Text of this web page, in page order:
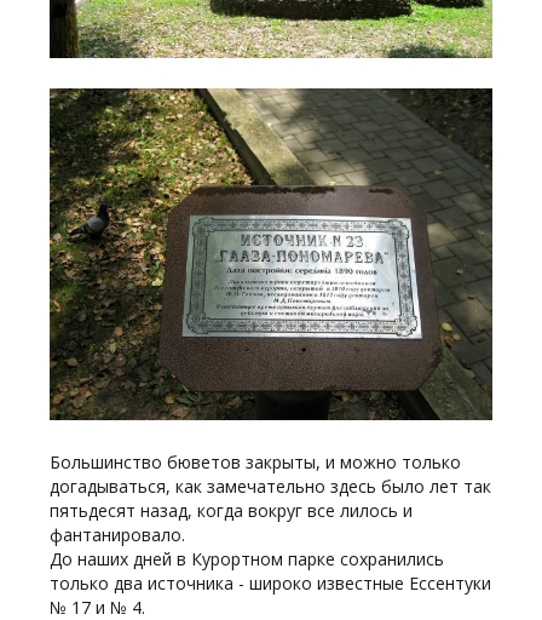
Большинство бюветов закрыты, и можно только
догадываться, как замечательно здесь было лет так
пятьдесят назад, когда вокруг все лилось и
фантанировало.
До наших дней в Курортном парке сохранились
только два источника - широко известные Ессентуки
№ 17 и № 4.